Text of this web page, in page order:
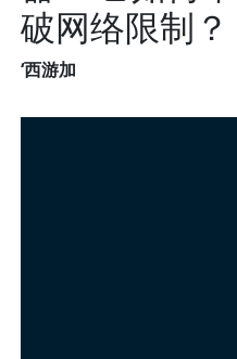
破网络限制？
‘西游加